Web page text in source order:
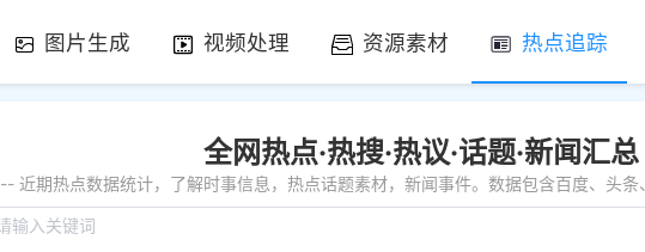
图片生成 视频处理 资源素材 热点追踪
全网热点·热搜·热议·话题·新闻汇
-- 近期热点数据统计，了解时事信息，热点话题素材，新闻事件。数据包含百度、头